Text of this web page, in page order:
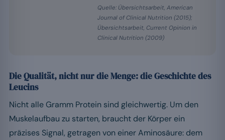
Quelle: Übersichtsarbeit, American
Journal of Clinical Nutrition (2015);
Übersichtsarbeit, Current Opinion in
Clinical Nutrition (2009)
Die Qualität, nicht nur die Menge: die Geschichte des
Leucins
Nicht alle Gramm Protein sind gleichwertig. Um den
Muskelaufbau zu starten, braucht der Körper ein
präzises Signal, getragen von einer Aminosäure: dem